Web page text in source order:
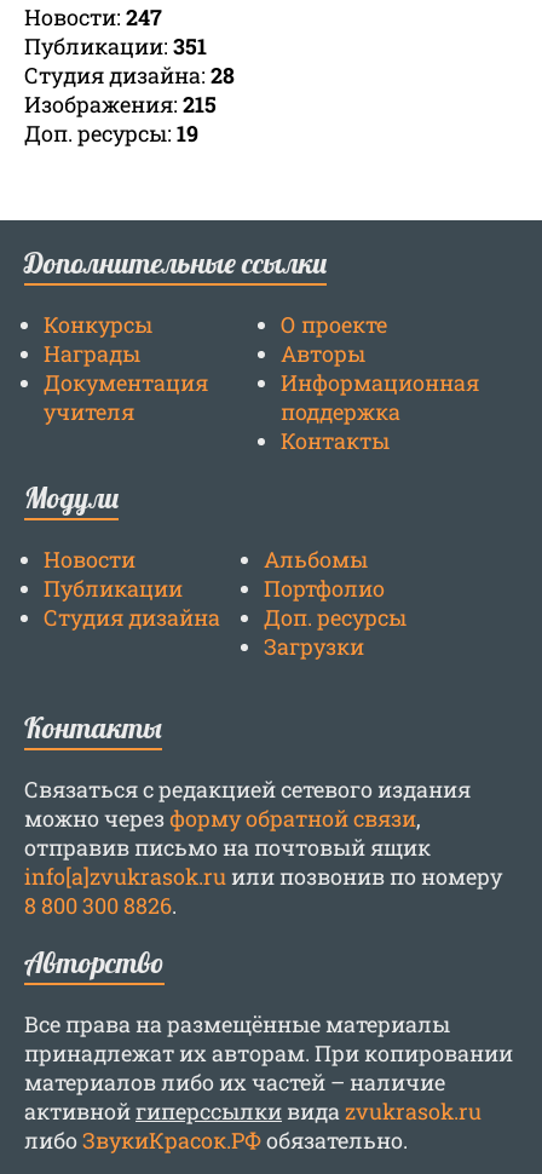
Новости: 247
Публикации: 351
Студия дизайна: 28
Изображения: 215
Доп. ресурсы: 19
Дополнительные ссылки
Конкурсы
Награды
Документация
учителя
О проекте
Авторы
Информационная
поддержка
Контакты
Модули
Новости
Публикации
Студия дизайна
Альбомы
Портфолио
Доп. ресурсы
Загрузки
Контакты
Связаться с редакцией сетевого издания
можно черезформу обратной связи,
отправив письмо на почтовый ящик
info[a]zvukrasok.ruили позвонив по номеру
8 800 300 8826.
Авторство
Все права на размещённые материалы
принадлежат их авторам. При копировании
материалов либо их частей – наличие
активнойгиперссылкивидаzvukrasok.ru
либоЗвукиКрасок.РФобязательно.